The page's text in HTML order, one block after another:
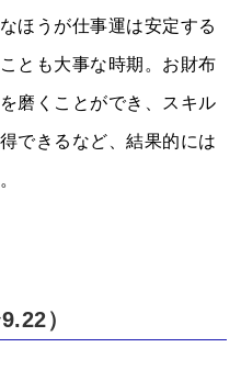
ほうが仕事運は安定する
とも大事な時期。お財布
磨くことができ、スキル
できるなど、結果的には
）